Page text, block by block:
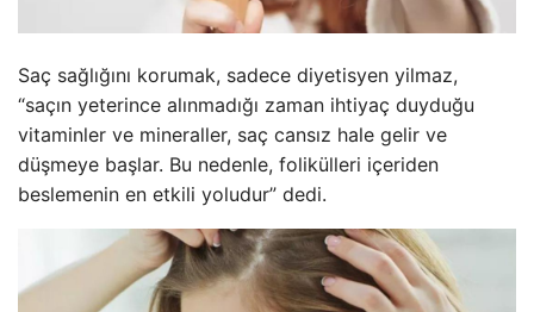
Saç sağlığını korumak, sadece diyetisyen yilmaz,
“saçın yeterince alınmadığı zaman ihtiyaç duyduğu
vitaminler ve mineraller, saç cansız hale gelir ve
düşmeye başlar. Bu nedenle, folikülleri içeriden
beslemenin en etkili yoludur” dedi.